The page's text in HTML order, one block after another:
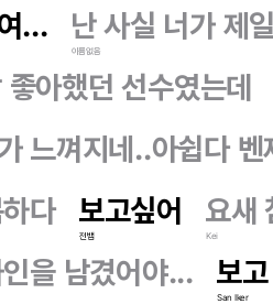
... 난 사실 너가 제
이름없음
아했던 선수였는데
느껴지네..아쉽다
다 보고싶어
전뱀
요새
Kei
을 남겼어야... 보
San Iker